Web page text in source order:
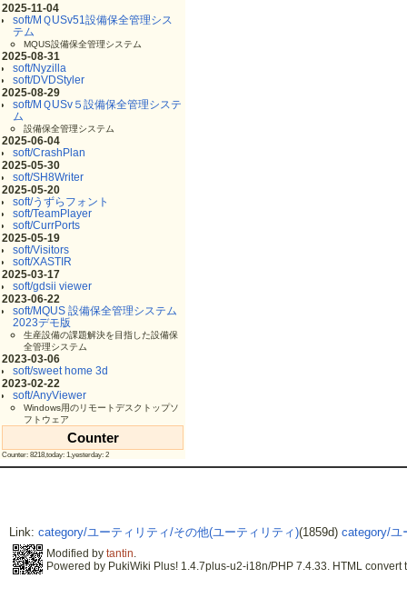
2025-11-04
soft/MＱUSv51設備保全管理シス
テム
MQUS設備保全管理システム
2025-08-31
soft/Nyzilla
soft/DVDStyler
2025-08-29
soft/MＱUSv５設備保全管理システ
ム
設備保全管理システム
2025-06-04
soft/CrashPlan
2025-05-30
soft/SH8Writer
2025-05-20
soft/うずらフォント
soft/TeamPlayer
soft/CurrPorts
2025-05-19
soft/Visitors
soft/XASTIR
2025-03-17
soft/gdsii viewer
2023-06-22
soft/MQUS 設備保全管理システム
2023デモ版
生産設備の課題解決を目指した設備保
全管理システム
2023-03-06
soft/sweet home 3d
2023-02-22
soft/AnyViewer
Windows用のリモートデスクトップソ
フトウェア
Counter
Counter: 8218,today: 1,yesterday: 2
Link: category/ユーティリティ/その他(ユーティリティ)(1859d) category/ユ
Modified by tantin.
Powered by PukiWiki Plus! 1.4.7plus-u2-i18n/PHP 7.4.33. HTML convert